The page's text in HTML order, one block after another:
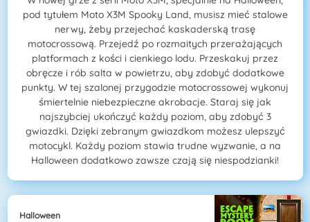
pod tytułem Moto X3M Spooky Land, musisz mieć stalowe
nerwy, żeby przejechać kaskaderską trasę
motocrossową. Przejedź po rozmaitych przerażających
platformach z kości i cienkiego lodu. Przeskakuj przez
obręcze i rób salta w powietrzu, aby zdobyć dodatkowe
punkty. W tej szalonej przygodzie motocrossowej wykonuj
śmiertelnie niebezpieczne akrobacje. Staraj się jak
najszybciej ukończyć każdy poziom, aby zdobyć 3
gwiazdki. Dzięki zebranym gwiazdkom możesz ulepszyć
motocykl. Każdy poziom stawia trudne wyzwanie, a na
Halloween dodatkowo zawsze czają się niespodzianki!
Halloween